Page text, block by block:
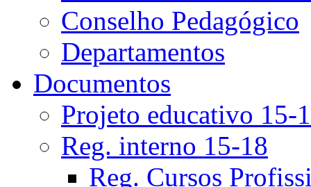
Conselho Pedagógico
Departamentos
Documentos
Projeto educativo 15-
Reg. interno 15-18
Reg. Cursos